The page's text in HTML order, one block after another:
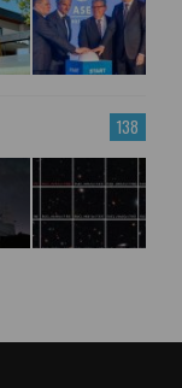
138